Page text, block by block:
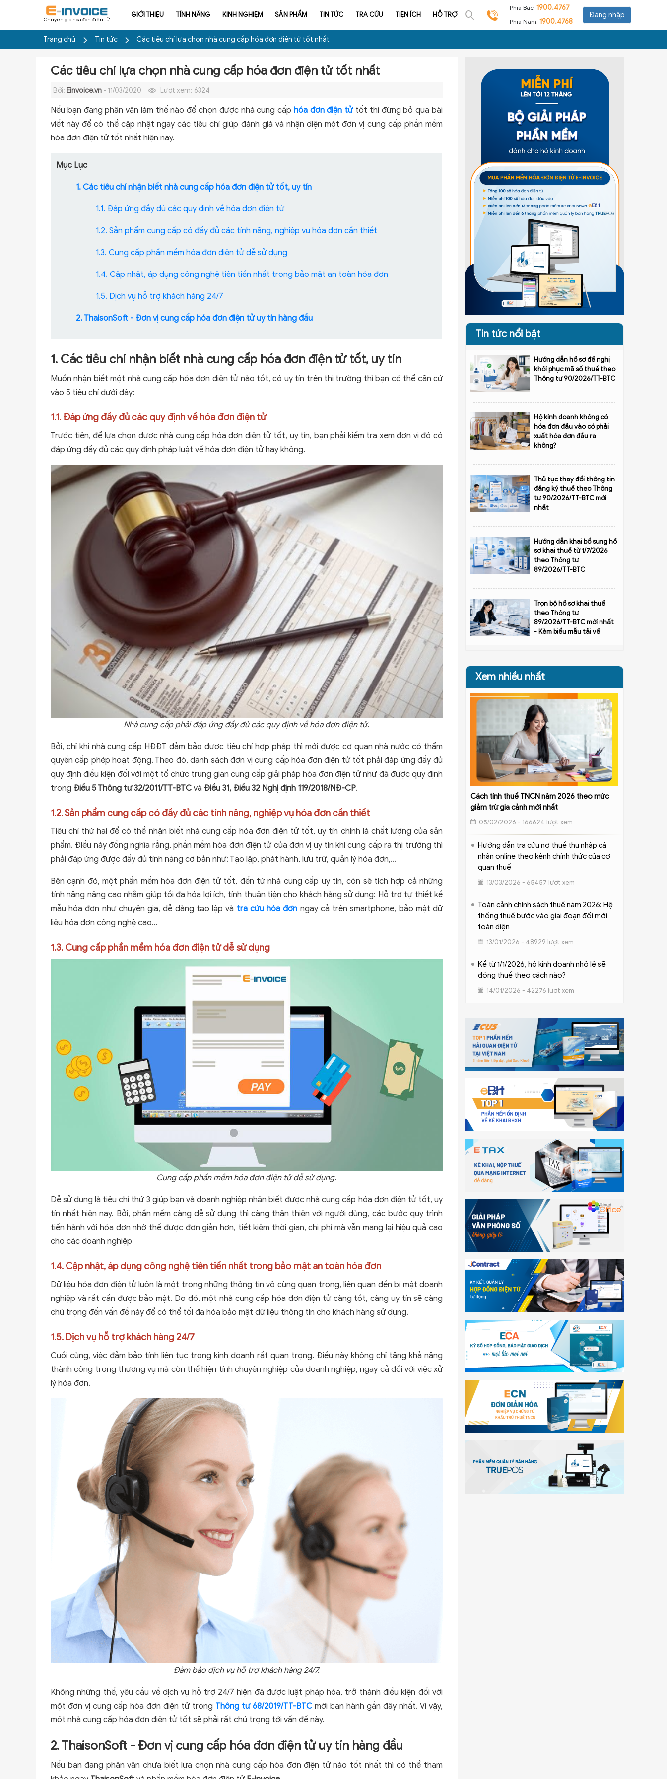
Chuyên gia hóa đơn điện tử
GIỚI THIỆU TÍNH NĂNG KINH NGHIỆM SẢN PHẨM TIN TỨC TRA CỨU TIỆN ÍCH HỖ TRỢ
Phía Bắc: 1900.4767
Phía Nam: 1900.4768
Đăng nhập
Trang chủ Tin tức Các tiêu chí lựa chọn nhà cung cấp hóa đơn điện tử tốt nhất
Các tiêu chí lựa chọn nhà cung cấp hóa đơn điện tử tốt nhất
Bởi: Einvoice.vn - 11/03/2020 Lượt xem: 6324
Nếu bạn đang phân vân làm thế nào để chọn được nhà cung cấp hóa đơn điện tửtốt thì đừng bỏ qua bài
viết này để có thể cập nhật ngay các tiêu chí giúp đánh giá và nhận diện một đơn vị cung cấp phần mềm
hóa đơn điện tử tốt nhất hiện nay.
Mục Lục
1. Các tiêu chí nhận biết nhà cung cấp hóa đơn điện tử tốt, uy tín
1.1. Đáp ứng đầy đủ các quy định về hóa đơn điện tử
1.2. Sản phẩm cung cấp có đầy đủ các tính năng, nghiệp vụ hóa đơn cần thiết
1.3. Cung cấp phần mềm hóa đơn điện tử dễ sử dụng
1.4. Cập nhật, áp dụng công nghệ tiên tiến nhất trong bảo mật an toàn hóa đơn
1.5. Dịch vụ hỗ trợ khách hàng 24/7
2. ThaisonSoft - Đơn vị cung cấp hóa đơn điện tử uy tín hàng đầu
1. Các tiêu chí nhận biết nhà cung cấp hóa đơn điện tử tốt, uy tín
Muốn nhận biết một nhà cung cấp hóa đơn điện tử nào tốt, có uy tín trên thị trường thì bạn có thể căn cứ
vào 5 tiêu chí dưới đây:
1.1. Đáp ứng đầy đủ các quy định về hóa đơn điện tử
Trước tiên, để lựa chọn được nhà cung cấp hóa đơn điện tử tốt, uy tín, bạn phải kiểm tra xem đơn vị đó có
đáp ứng đầy đủ các quy định pháp luật về hóa đơn điện tử hay không.
Nhà cung cấp phải đáp ứng đầy đủ các quy định về hóa đơn điện tử.
Bởi, chỉ khi nhà cung cấp HĐĐT đảm bảo được tiêu chí hợp pháp thì mới được cơ quan nhà nước có thẩm
quyền cấp phép hoạt động. Theo đó, danh sách đơn vị cung cấp hóa đơn điện tử tốt phải đáp ứng đầy đủ
quy định điều kiện đối với một tổ chức trung gian cung cấp giải pháp hóa đơn điện tử như đã được quy định
trong Điều 5 Thông tư 32/2011/TT-BTC và Điều 31, Điều 32 Nghị định 119/2018/NĐ-CP.
1.2. Sản phẩm cung cấp có đầy đủ các tính năng, nghiệp vụ hóa đơn cần thiết
Tiêu chí thứ hai để có thể nhận biết nhà cung cấp hóa đơn điện tử tốt, uy tín chính là chất lượng của sản
phẩm. Điều này đồng nghĩa rằng, phần mềm hóa đơn điện tử của đơn vị uy tín khi cung cấp ra thị trường thì
phải đáp ứng được đầy đủ tính năng cơ bản như: Tạo lập, phát hành, lưu trữ, quản lý hóa đơn,...
Bên cạnh đó, một phần mềm hóa đơn điện tử tốt, đến từ nhà cung cấp uy tín, còn sẽ tích hợp cả những
tính năng nâng cao nhằm giúp tối đa hóa lợi ích, tính thuận tiện cho khách hàng sử dụng: Hỗ trợ tự thiết kế
mẫu hóa đơn như chuyên gia, dễ dàng tạo lập và tra cứu hóa đơn ngay cả trên smartphone, bảo mật dữ
liệu hóa đơn công nghệ cao...
1.3. Cung cấp phần mềm hóa đơn điện tử dễ sử dụng
Cung cấp phần mềm hóa đơn điện tử dễ sử dụng.
Dễ sử dụng là tiêu chí thứ 3 giúp bạn và doanh nghiệp nhận biết được nhà cung cấp hóa đơn điện tử tốt, uy
tín nhất hiện nay. Bởi, phần mềm càng dễ sử dụng thì càng thân thiện với người dùng, các bước quy trình
tiến hành với hóa đơn nhờ thế được đơn giản hơn, tiết kiệm thời gian, chi phí mà vẫn mang lại hiệu quả cao
cho các doanh nghiệp.
1.4. Cập nhật, áp dụng công nghệ tiên tiến nhất trong bảo mật an toàn hóa đơn
Dữ liệu hóa đơn điện tử luôn là một trong những thông tin vô cùng quan trọng, liên quan đến bí mật doanh
nghiệp và rất cần được bảo mật. Do đó, một nhà cung cấp hóa đơn điện tử càng tốt, càng uy tín sẽ càng
chú trọng đến vấn đề này để có thể tối đa hóa bảo mật dữ liệu thông tin cho khách hàng sử dụng.
1.5. Dịch vụ hỗ trợ khách hàng 24/7
Cuối cùng, việc đảm bảo tính liên tục trong kinh doanh rất quan trọng. Điều này không chỉ tăng khả năng
thành công trong thương vụ mà còn thể hiện tính chuyên nghiệp của doanh nghiệp, ngay cả đối với việc xử
lý hóa đơn.
Đảm bảo dịch vụ hỗ trợ khách hàng 24/7.
Không những thế, yêu cầu về dịch vụ hỗ trợ 24/7 hiện đã được luật pháp hóa, trở thành điều kiện đối với
một đơn vị cung cấp hóa đơn điện tử trong Thông tư 68/2019/TT-BTCmới ban hành gần đây nhất. Vì vậy,
một nhà cung cấp hóa đơn điện tử tốt sẽ phải rất chú trọng tới vấn đề này.
2. ThaisonSoft - Đơn vị cung cấp hóa đơn điện tử uy tín hàng đầu
Nếu bạn đang phân vân chưa biết lựa chọn nhà cung cấp hóa đơn điện tử nào tốt nhất thì có thể tham
Tin tức nổi bật
Hướng dẫn hồ sơ đề nghị
khôi phục mã số thuế theo
Thông tư 90/2026/TT-BTC
Hộ kinh doanh không có
hóa đơn đầu vào có phải
xuất hóa đơn đầu ra
không?
Thủ tục thay đổi thông tin
đăng ký thuế theo Thông
tư 90/2026/TT-BTC mới
nhất
Hướng dẫn khai bổ sung hồ
sơ khai thuế từ 1/7/2026
theo Thông tư
89/2026/TT-BTC
Trọn bộ hồ sơ khai thuế
theo Thông tư
89/2026/TT-BTC mới nhất
- Kèm biểu mẫu tải về
Xem nhiều nhất
Cách tính thuế TNCN năm 2026 theo mức
giảm trừ gia cảnh mới nhất
05/02/2026 - 166624 lượt xem
Hướng dẫn tra cứu nợ thuế thu nhập cá
nhân online theo kênh chính thức của cơ
quan thuế
13/03/2026 - 65457 lượt xem
Toàn cảnh chính sách thuế năm 2026: Hệ
thống thuế bước vào giai đoạn đổi mới
toàn diện
13/01/2026 - 48929 lượt xem
Kể từ 1/1/2026, hộ kinh doanh nhỏ lẻ sẽ
đóng thuế theo cách nào?
14/01/2026 - 42276 lượt xem